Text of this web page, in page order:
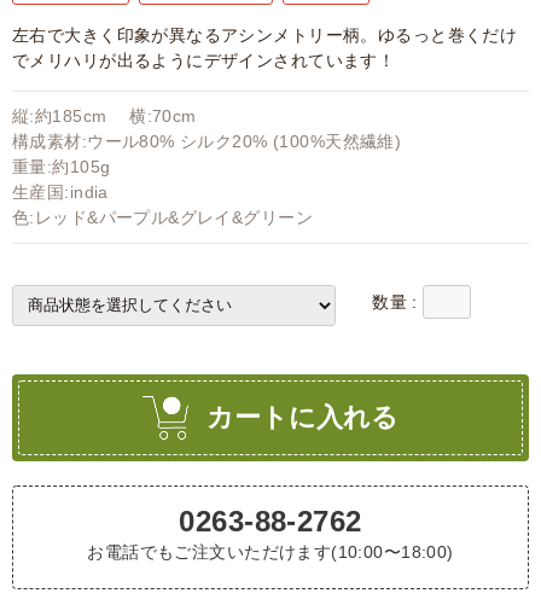
左右で大きく印象が異なるアシンメトリー柄。ゆるっと巻くだけ
でメリハリが出るようにデザインされています！
縦:約185cm 横:70cm
構成素材:ウール80% シルク20% (100%天然繊維)
重量:約105g
生産国:india
色:レッド&パープル&グレイ&グリーン
数量 :
カートに入れる
0263-88-2762
お電話でもご注文いただけます(10:00〜18:00)